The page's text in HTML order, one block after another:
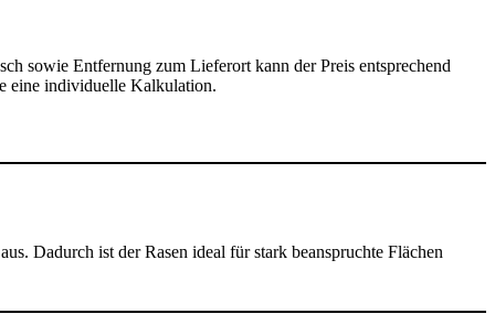
sowie Entfernung zum Lieferort kann der Preis entsprechend
eine individuelle Kalkulation.
Dadurch ist der Rasen ideal für stark beanspruchte Flächen